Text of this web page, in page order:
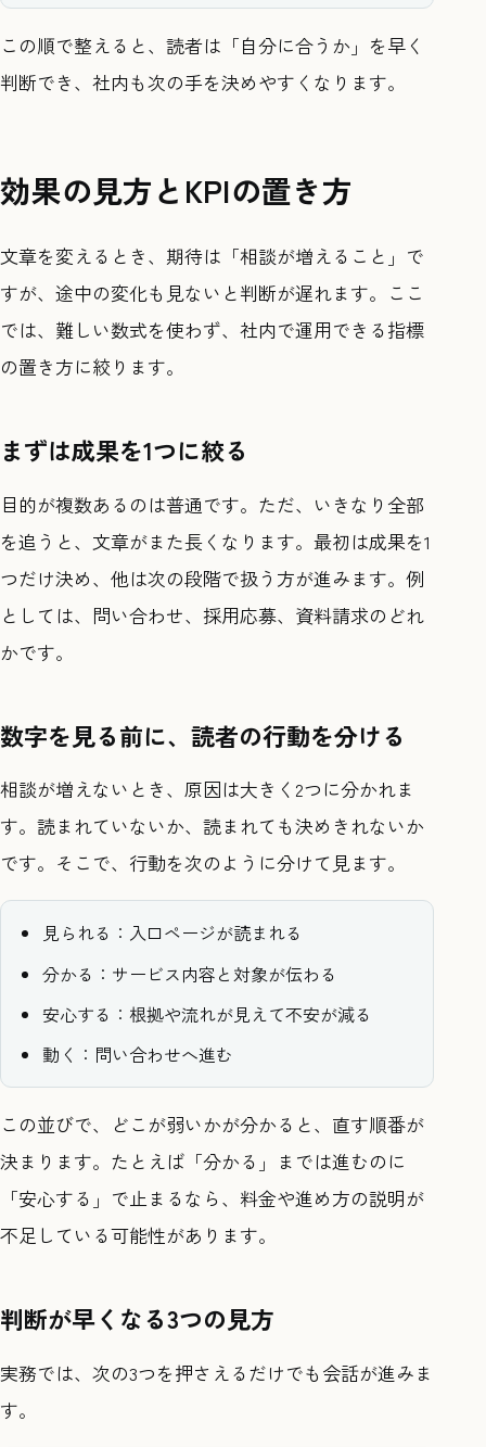
この順で整えると、読者は「自分に合うか」を早く
判断でき、社内も次の手を決めやすくなります。
効果の見方とKPIの置き方
文章を変えるとき、期待は「相談が増えること」で
すが、途中の変化も見ないと判断が遅れます。ここ
では、難しい数式を使わず、社内で運用できる指標
の置き方に絞ります。
まずは成果を1つに絞る
目的が複数あるのは普通です。ただ、いきなり全部
を追うと、文章がまた長くなります。最初は成果を1
つだけ決め、他は次の段階で扱う方が進みます。例
としては、問い合わせ、採用応募、資料請求のどれ
かです。
数字を見る前に、読者の行動を分ける
相談が増えないとき、原因は大きく2つに分かれま
す。読まれていないか、読まれても決めきれないか
です。そこで、行動を次のように分けて見ます。
見られる：入口ページが読まれる
分かる：サービス内容と対象が伝わる
安心する：根拠や流れが見えて不安が減る
動く：問い合わせへ進む
この並びで、どこが弱いかが分かると、直す順番が
決まります。たとえば「分かる」までは進むのに
「安心する」で止まるなら、料金や進め方の説明が
不足している可能性があります。
判断が早くなる3つの見方
実務では、次の3つを押さえるだけでも会話が進みま
す。